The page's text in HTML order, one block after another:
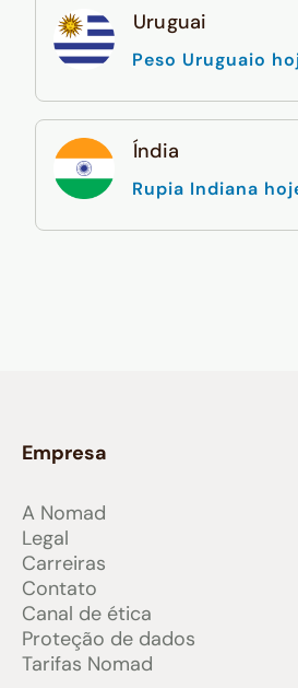
Uruguai
Peso Uruguaio
Índia
Rupia Indiana
Empresa
A Nomad
Legal
Carreiras
Contato
Canal de ética
Proteção de dados
Tarifas Nomad